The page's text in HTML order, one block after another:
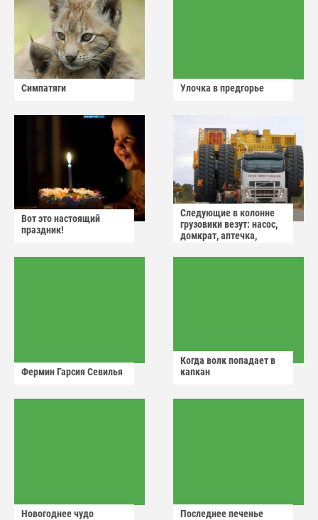
Симпатяги Улочка в предгорье
Вот это настоящий
праздник!
Следующие в колонне
грузовики везут: насос,
домкрат, аптечка,
Фермин Гарсия Севилья
Когда волк попадает в
капкан
Новогоднее чудо Последнее печенье